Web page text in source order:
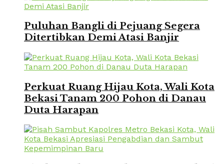
Puluhan Bangli di Pejuang Segera
Ditertibkan Demi Atasi Banjir
Perkuat Ruang Hijau Kota, Wali Kota
Bekasi Tanam 200 Pohon di Danau
Duta Harapan